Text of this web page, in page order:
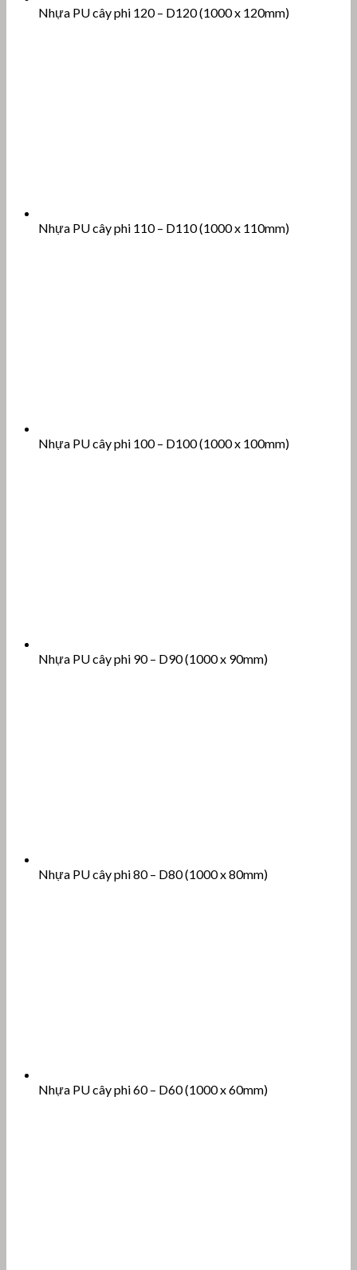
Nhựa PU cây phi 120 – D120 (1000 x 120mm)
Nhựa PU cây phi 110 – D110 (1000 x 110mm)
Nhựa PU cây phi 100 – D100 (1000 x 100mm)
Nhựa PU cây phi 90 – D90 (1000 x 90mm)
Nhựa PU cây phi 80 – D80 (1000 x 80mm)
Nhựa PU cây phi 60 – D60 (1000 x 60mm)